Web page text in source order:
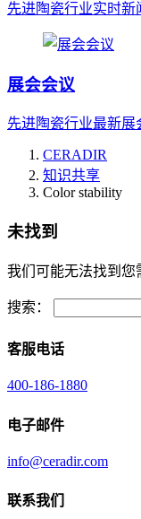
先进陶瓷行业实时新
展会会议
先进陶瓷行业最新展
CERADIR
知识共享
Color stability
未找到
我们可能无法找到您
搜索：
客服电话
400-186-1880
电子邮件
info@ceradir.com
联系我们